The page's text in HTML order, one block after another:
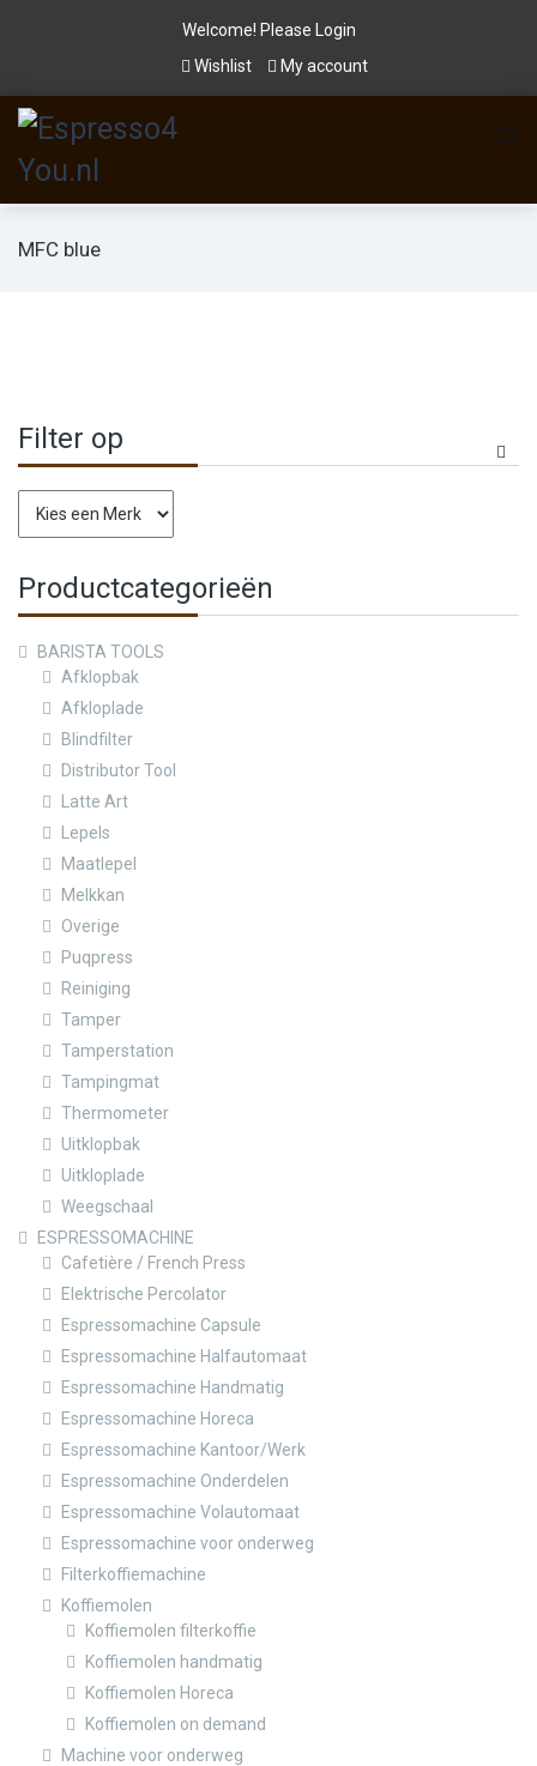
Welcome! Please
Login
Wishlist
My account
MFC blue
Filter op
Productcategorieën
BARISTA TOOLS
Afklopbak
Afkloplade
Blindfilter
Distributor Tool
Latte Art
Lepels
Maatlepel
Melkkan
Overige
Puqpress
Reiniging
Tamper
Tamperstation
Tampingmat
Thermometer
Uitklopbak
Uitkloplade
Weegschaal
ESPRESSOMACHINE
Cafetière / French Press
Elektrische Percolator
Espressomachine Capsule
Espressomachine Halfautomaat
Espressomachine Handmatig
Espressomachine Horeca
Espressomachine Kantoor/Werk
Espressomachine Onderdelen
Espressomachine Volautomaat
Espressomachine voor onderweg
Filterkoffiemachine
Koffiemolen
Koffiemolen filterkoffie
Koffiemolen handmatig
Koffiemolen Horeca
Koffiemolen on demand
Machine voor onderweg